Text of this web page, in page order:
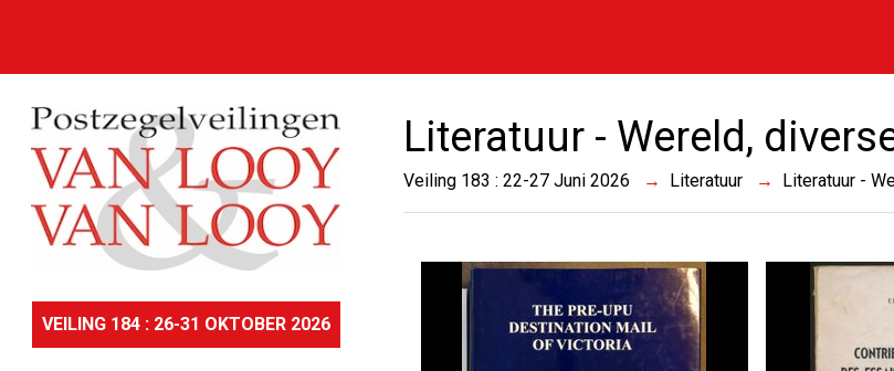
VEILING 184 : 26-31 OKTOBER 2026
Literatuur - Wereld,
Veiling 183 : 22-27 Juni 2026 Literatuur Literatuur -